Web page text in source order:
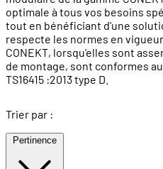
optimale à tous vos besoins
tout en bénéficiant d'une
respecte les normes en
CONEKT, lorsqu’elles sont
de montage, sont conformes
TS16415 :2013 type D.
Trier par :
Pertinence